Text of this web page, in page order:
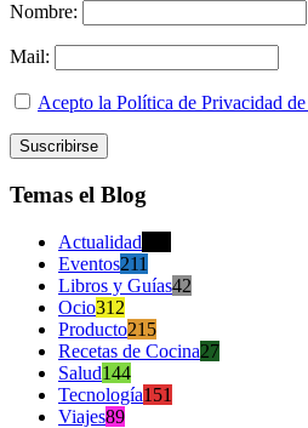
Nombre:
Mail:
Acepto la Política de Privacidad
Temas el Blog
Actualidad
Eventos211
Libros y Guías42
Ocio312
Producto215
Recetas de Cocina27
Salud144
Tecnología151
Viajes89